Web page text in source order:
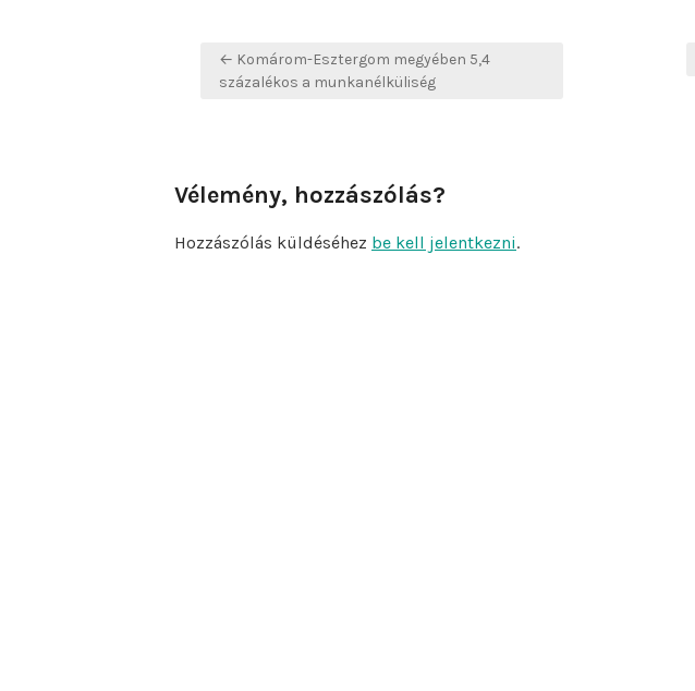
Bejegyzés
navigáció
← Komárom-Esztergom megyében 5,4
százalékos a munkanélküliség
Vélemény, hozzászólás?
Hozzászólás küldéséhez be kell jelentkezni.